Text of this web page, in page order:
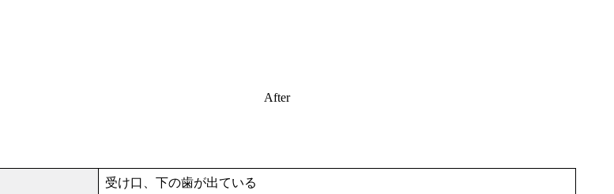
After
受け口、下の歯が出ている